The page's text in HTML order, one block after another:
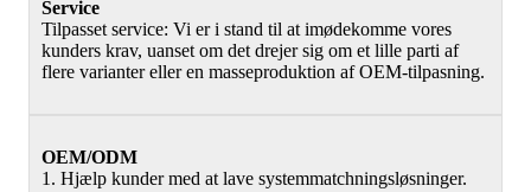
Service
Tilpasset service: Vi er i stand til at imødekomme vores
kunders krav, uanset om det drejer sig om et lille parti af
flere varianter eller en masseproduktion af OEM-tilpasning.
OEM/ODM
1. Hjælp kunder med at lave systemmatchningsløsninger.